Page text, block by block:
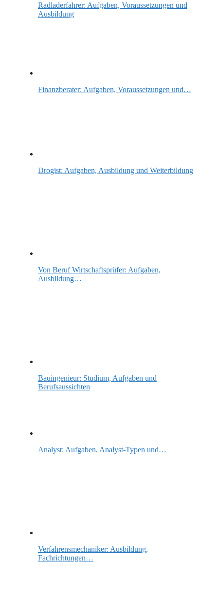
Radladerfahrer: Aufgaben, Voraussetzungen und
Ausbildung
Finanzberater: Aufgaben, Voraussetzungen und…
Drogist: Aufgaben, Ausbildung und Weiterbildung
Von Beruf Wirtschaftsprüfer: Aufgaben,
Ausbildung…
Bauingenieur: Studium, Aufgaben und
Berufsaussichten
Analyst: Aufgaben, Analyst-Typen und…
Verfahrensmechaniker: Ausbildung,
Fachrichtungen…